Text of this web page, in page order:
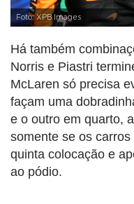
Foto: XPB Images
Há também
Norris e Piastri
McLaren só precisa
façam uma
e o outro em quarto,
somente se os
quinta colocação e
ao pódio.